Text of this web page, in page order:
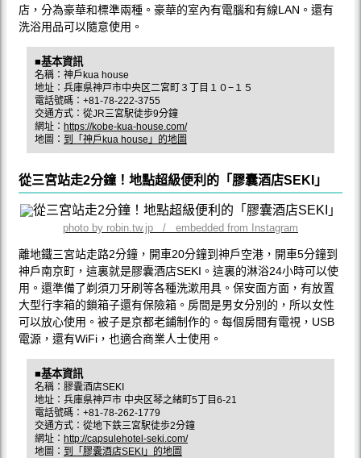
店，分為豪華和標準兩種。豪華的室內有電腦和有線LAN。還有
洗浴用品可以隨意使用。
■基本資訊
名稱：神戶kua house
地址：兵庫県神戸市中央区二宮町３丁目１０−１５
電話號碼：+81-78-222-3755
交通方式：從JR三宮駅徒歩9分鐘
網址： https://kobe-kua-house.com/
地圖： 到「神戶kua house」的地圖
從三宮站走2分鐘！地點超級便利的「膠囊酒店SEKI」
photo by robin.tw.jp / embedded from Instagram
離地鐵三宮站走路2分鐘，開車20分鐘到神戶空港，開車5分鐘到
神戶南京町，這裏就是膠囊酒店SEKI。這裏的淋浴24小時可以使
用。還準備了剃須刀牙刷等各種洗漱用具。保安面方面，有放置
大型行李箱的鎖箱子還有保險箱。房間是男女分別的，所以女性
可以放心使用。被子是京都老鋪制作的。每個房間有電視，USB
電源，還有WiFi，也適合商業人士使用。
■基本資訊
名稱：膠囊酒店SEKI
地址：兵庫県神戸市 中央区琴之緒町5丁目6-21
電話號碼：+81-78-262-1779
交通方式：從地下鉄三宮駅徒歩2分鐘
網址： http://capsulehotel-seki.com/
地圖： 到「膠囊酒店SEKI」的地圖